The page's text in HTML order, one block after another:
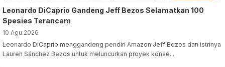
Leonardo DiCaprio Gandeng Jeff Bezos Selamatkan 100
Spesies Terancam
10 Agu 2026
Leonardo DiCaprio menggandeng pendiri Amazon Jeff Bezos dan istrinya
Lauren Sánchez Bezos untuk meluncurkan proyek konse...